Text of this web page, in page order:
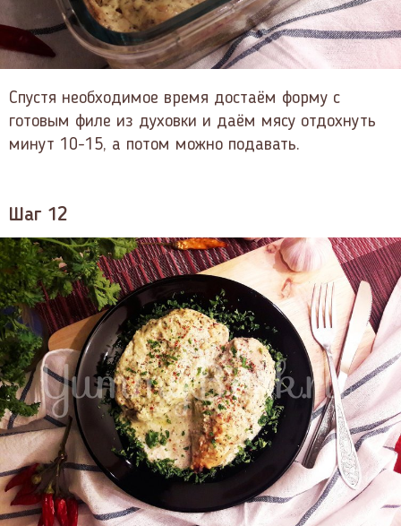
Спустя необходимое время достаём форму с
готовым филе из духовки и даём мясу отдохнуть
минут 10-15, а потом можно подавать.
Шаг 12